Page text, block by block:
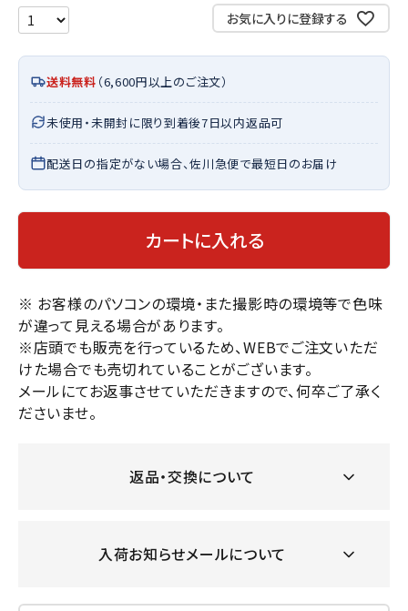
お気に入りに登録する
送料無料 （6,600円以上のご注文）
未使用・未開封に限り到着後7日以内返品可
配送日の指定がない場合、佐川急便で最短日のお届け
カートに入れる
※ お客様のパソコンの環境・また撮影時の環境等で色味
が違って見える場合があります。
※店頭でも販売を行っているため、WEBでご注文いただ
けた場合でも売切れていることがございます。
メールにてお返事させていただきますので、何卒ご了承く
ださいませ。
返品・交換について
入荷お知らせメールについて